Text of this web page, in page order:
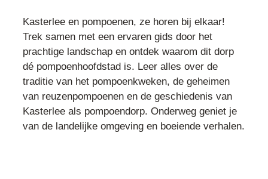
Kasterlee en pompoenen, ze horen bij elkaar!
Trek samen met een ervaren gids door het
prachtige landschap en ontdek waarom dit dorp
dé pompoenhoofdstad is. Leer alles over de
traditie van het pompoenkweken, de geheimen
van reuzenpompoenen en de geschiedenis van
Kasterlee als pompoendorp. Onderweg geniet je
van de landelijke omgeving en boeiende verhalen.